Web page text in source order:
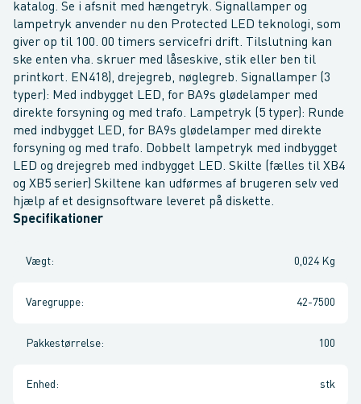
katalog. Se i afsnit med hængetryk. Signallamper og
lampetryk anvender nu den Protected LED teknologi, som
giver op til 100. 00 timers servicefri drift. Tilslutning kan
ske enten vha. skruer med låseskive, stik eller ben til
printkort. EN418), drejegreb, nøglegreb. Signallamper (3
typer): Med indbygget LED, for BA9s glødelamper med
direkte forsyning og med trafo. Lampetryk (5 typer): Runde
med indbygget LED, for BA9s glødelamper med direkte
forsyning og med trafo. Dobbelt lampetryk med indbygget
LED og drejegreb med indbygget LED. Skilte (fælles til XB4
og XB5 serier) Skiltene kan udførmes af brugeren selv ved
hjælp af et designsoftware leveret på diskette.
Specifikationer
Vægt: 0,024 Kg
Varegruppe: 42-7500
Pakkestørrelse: 100
Enhed : stk